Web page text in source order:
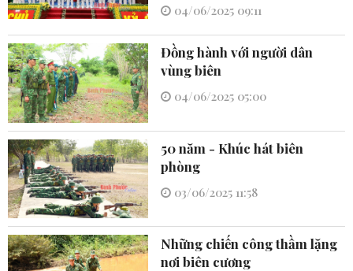
04/06/2025 09:11
Đồng hành với người dân
vùng biên
04/06/2025 05:00
50 năm - Khúc hát biên
phòng
03/06/2025 11:58
Những chiến công thầm lặng
nơi biên cương